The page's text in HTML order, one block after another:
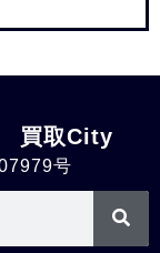
買取City
号